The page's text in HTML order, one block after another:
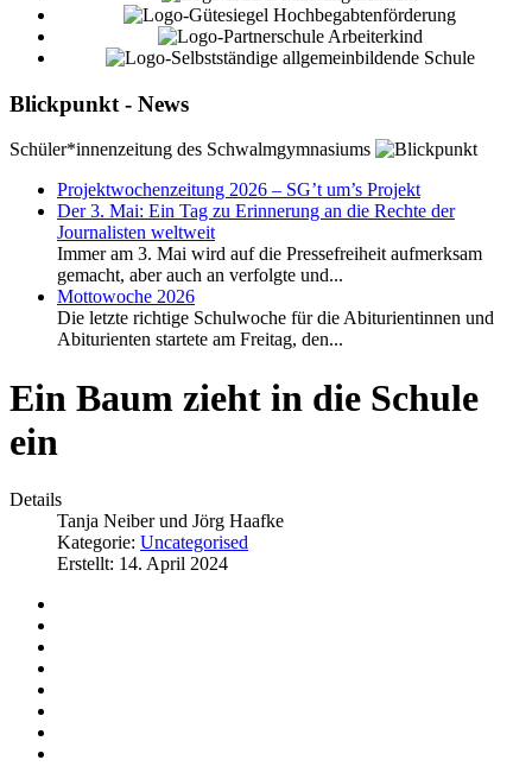
Blickpunkt - News
Schüler*innenzeitung des Schwalmgymnasiums
Projektwochenzeitung 2026 – SG’t um’s Projekt
Der 3. Mai: Ein Tag zu Erinnerung an die Rechte der
Journalisten weltweit
Immer am 3. Mai wird auf die Pressefreiheit aufmerksam
gemacht, aber auch an verfolgte und...
Mottowoche 2026
Die letzte richtige Schulwoche für die Abiturientinnen und
Abiturienten startete am Freitag, den...
Ein Baum zieht in die Schule
ein
Details
Tanja Neiber und Jörg Haafke
Kategorie: Uncategorised
Erstellt: 14. April 2024